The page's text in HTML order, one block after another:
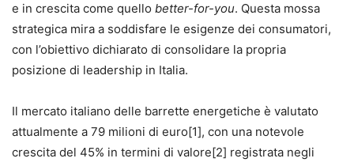
e in crescita come quello better-for-you. Questa mossa
strategica mira a soddisfare le esigenze dei consumatori,
con l’obiettivo dichiarato di consolidare la propria
posizione di leadership in Italia.
Il mercato italiano delle barrette energetiche è valutato
attualmente a 79 milioni di euro[1], con una notevole
crescita del 45% in termini di valore[2] registrata negli